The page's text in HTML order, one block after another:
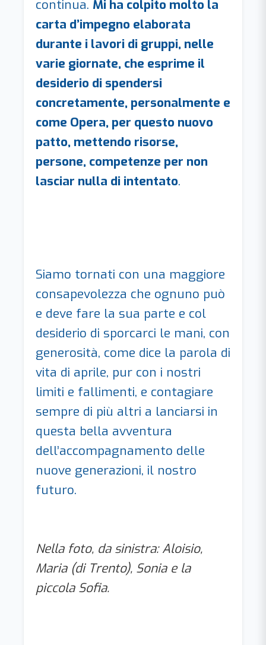
continua. Mi ha colpito molto la
carta d’impegno elaborata
durante i lavori di gruppi, nelle
varie giornate, che esprime il
desiderio di spendersi
concretamente, personalmente e
come Opera, per questo nuovo
patto, mettendo risorse,
persone, competenze per non
lasciar nulla di intentato.
Siamo tornati con una maggiore
consapevolezza che ognuno può
e deve fare la sua parte e col
desiderio di sporcarci le mani, con
generosità, come dice la parola di
vita di aprile, pur con i nostri
limiti e fallimenti, e contagiare
sempre di più altri a lanciarsi in
questa bella avventura
dell’accompagnamento delle
nuove generazioni, il nostro
futuro.
Nella foto, da sinistra: Aloisio,
Maria (di Trento), Sonia e la
piccola Sofia.